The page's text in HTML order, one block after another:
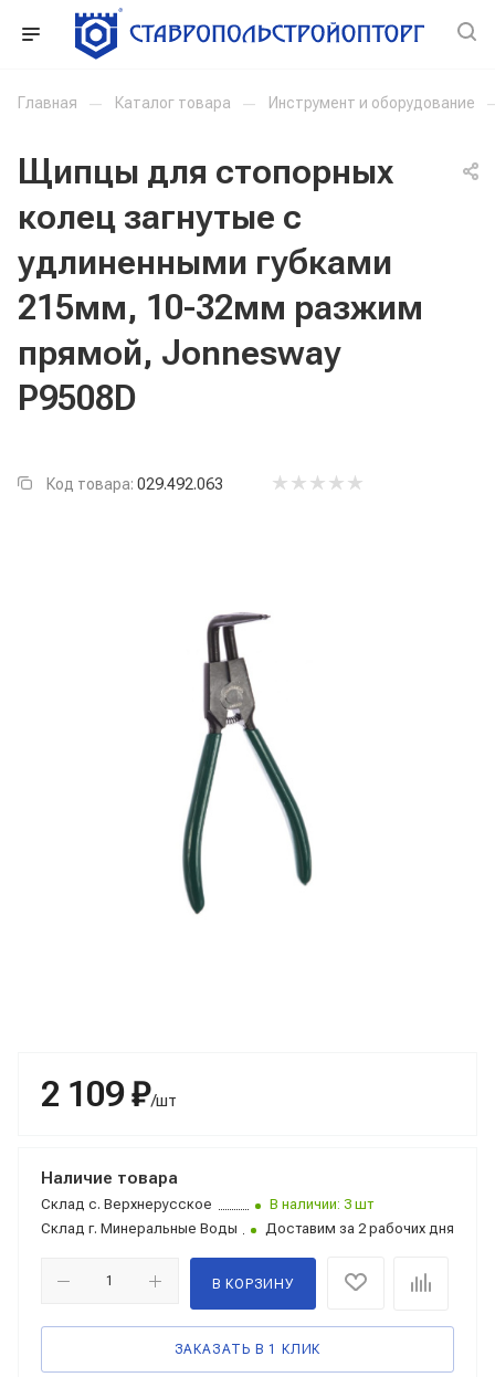
Главная — Каталог товара — Инструмент и оборудование
Щипцы для стопорных
колец загнутые с
удлиненными губками
215мм, 10-32мм разжим
прямой, Jonnesway
P9508D
Код товара: 029.492.063
2 109 ₽/шт
Наличие товара
Склад с. Верхнерусское
В наличии: 3 шт
Склад г. Минеральные Воды Доставим за 2 рабочих дня
В КОРЗИНУ
ЗАКАЗАТЬ В 1 КЛИК